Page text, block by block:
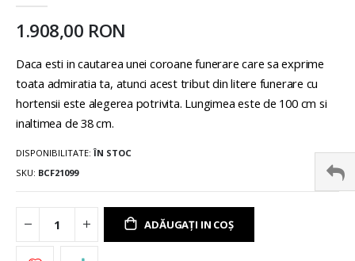
1.908,00 RON
Daca esti in cautarea unei coroane funerare care sa exprime
toata admiratia ta, atunci acest tribut din litere funerare cu
hortensii este alegerea potrivita. Lungimea este de 100 cm si
inaltimea de 38 cm.
DISPONIBILITATE: ÎN STOC
SKU BCF21099
ADĂUGAȚI IN COȘ